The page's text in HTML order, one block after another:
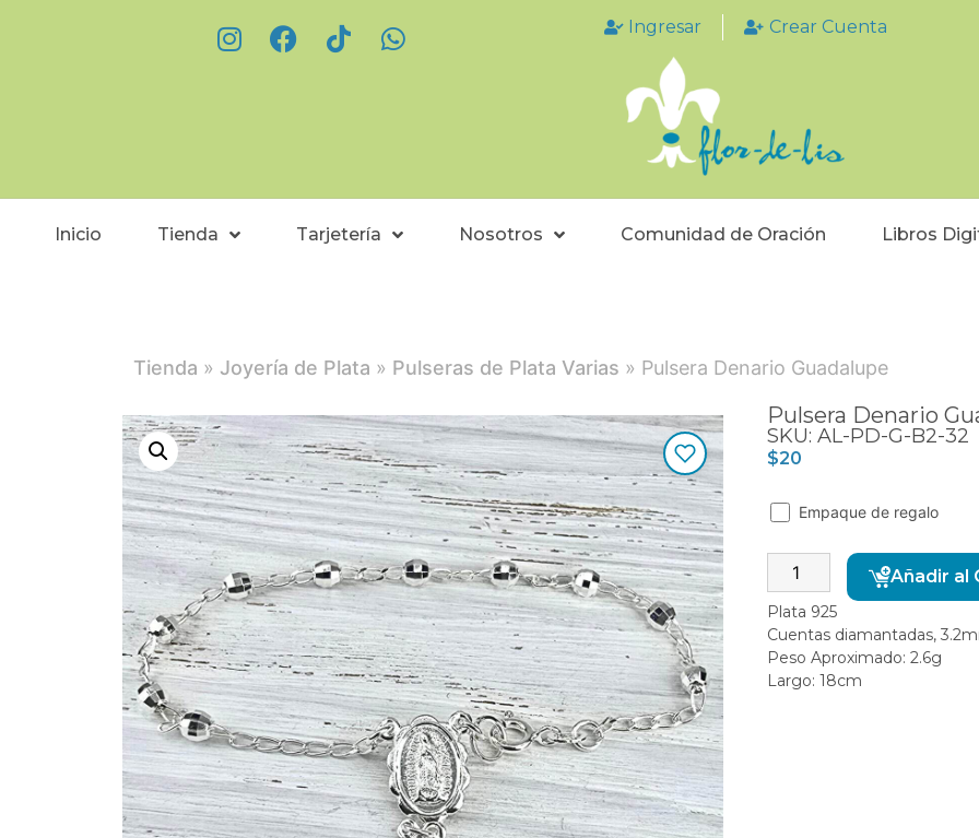
Ingresar Crear Cuenta
Inicio Tienda Tarjetería Nosotros Comunidad de Oración Libros
Tienda » Joyería de Plata » Pulseras de Plata Varias » Pulsera Denario Guadalupe
Pulsera Denario
SKU: AL-PD-G-B2-32
$20
Empaque de regalo
Añadir al
Plata 925
Cuentas diamantadas,
Peso Aproximado: 2.6g
Largo: 18cm